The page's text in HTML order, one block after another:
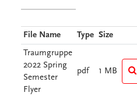
File Name Type Size
Traumgruppe
2022 Spring
Semester
Flyer
pdf 1 MB